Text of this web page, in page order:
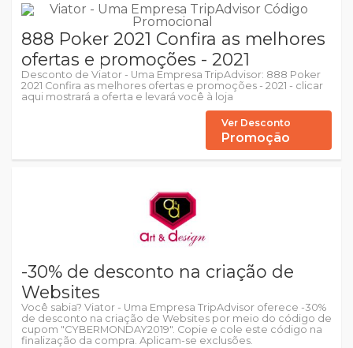
888 Poker 2021 Confira as melhores
ofertas e promoções - 2021
Desconto de Viator - Uma Empresa TripAdvisor: 888 Poker
2021 Confira as melhores ofertas e promoções - 2021 - clicar
aqui mostrará a oferta e levará você à loja
Ver Desconto
Promoção
-30% de desconto na criação de
Websites
Você sabia? Viator - Uma Empresa TripAdvisor oferece -30%
de desconto na criação de Websites por meio do código de
cupom "CYBERMONDAY2019". Copie e cole este código na
finalização da compra. Aplicam-se exclusões.